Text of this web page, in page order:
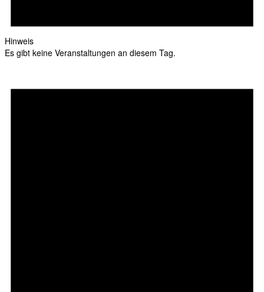
Hinweis
Es gibt keine Veranstaltungen an diesem Tag.